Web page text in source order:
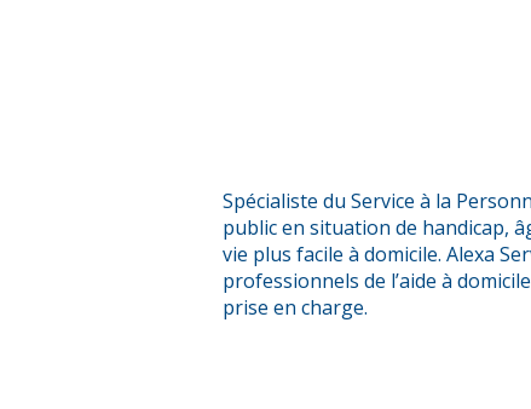
Spécialiste du Service à la
public en situation de handicap,
vie plus facile à domicile. Alexa
professionnels de l’aide à
prise en charge.